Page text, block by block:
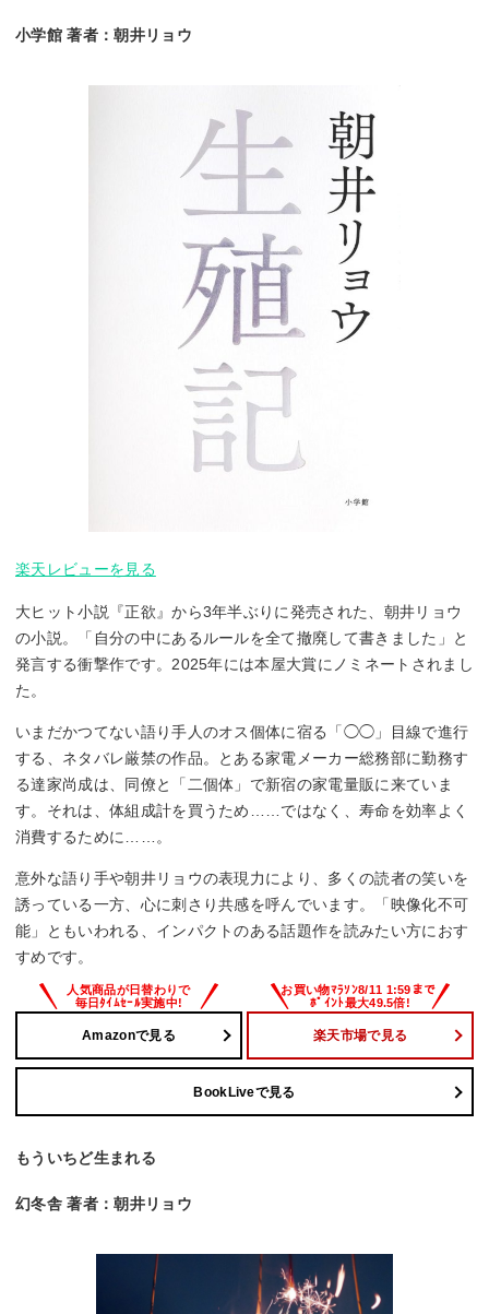
小学館 著者：朝井リョウ
楽天レビューを見る
大ヒット小説『正欲』から3年半ぶりに発売された、朝井リョウ
の小説。「自分の中にあるルールを全て撤廃して書きました」と
発言する衝撃作です。2025年には本屋大賞にノミネートされまし
た。
いまだかつてない語り手人のオス個体に宿る「◯◯」目線で進行
する、ネタバレ厳禁の作品。とある家電メーカー総務部に勤務す
る達家尚成は、同僚と「二個体」で新宿の家電量販に来ていま
す。それは、体組成計を買うため……ではなく、寿命を効率よく
消費するために……。
意外な語り手や朝井リョウの表現力により、多くの読者の笑いを
誘っている一方、心に刺さり共感を呼んでいます。「映像化不可
能」ともいわれる、インパクトのある話題作を読みたい方におす
すめです。
Amazonで見る 楽天市場で見る
BookLiveで見る
もういちど生まれる
幻冬舎 著者：朝井リョウ